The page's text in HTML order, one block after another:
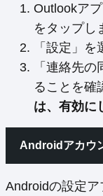
Outlookア
をタップし
「設定」
「連絡先
ることを確
は、有効に
Androidアカウ
Androidの設定